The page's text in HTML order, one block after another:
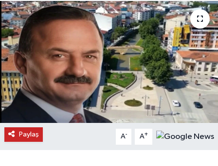
Paylaş A- A+
Daday Haberleri
Devrekani Haberleri
Doğanyurt Haberleri
Hanönü Haberleri
İhsangazi Haberleri